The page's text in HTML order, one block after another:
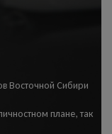
Восточной Сибири
плане, так